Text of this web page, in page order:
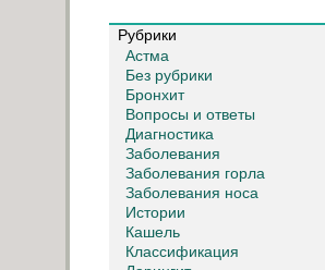
Рубрики
Астма
Без рубрики
Бронхит
Вопросы и ответы
Диагностика
Заболевания
Заболевания горла
Заболевания носа
Истории
Кашель
Классификация